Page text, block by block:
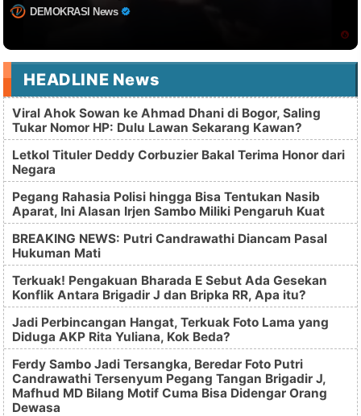
DEMOKRASI News
HEADLINE News
Viral Ahok Sowan ke Ahmad Dhani di Bogor, Saling
Tukar Nomor HP: Dulu Lawan Sekarang Kawan?
Letkol Tituler Deddy Corbuzier Bakal Terima Honor dari
Negara
Pegang Rahasia Polisi hingga Bisa Tentukan Nasib
Aparat, Ini Alasan Irjen Sambo Miliki Pengaruh Kuat
BREAKING NEWS: Putri Candrawathi Diancam Pasal
Hukuman Mati
Terkuak! Pengakuan Bharada E Sebut Ada Gesekan
Konflik Antara Brigadir J dan Bripka RR, Apa itu?
Jadi Perbincangan Hangat, Terkuak Foto Lama yang
Diduga AKP Rita Yuliana, Kok Beda?
Ferdy Sambo Jadi Tersangka, Beredar Foto Putri
Candrawathi Tersenyum Pegang Tangan Brigadir J,
Mafhud MD Bilang Motif Cuma Bisa Didengar Orang
Dewasa